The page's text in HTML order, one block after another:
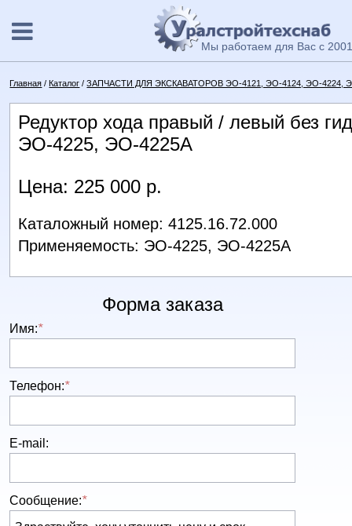
Мы работаем для Вас с
Главная /Каталог /ЗАПЧАСТИ ДЛЯ ЭКСКАВАТОРОВ ЭО-4121, ЭО-4124, ЭО-4224,
Редуктор хода правый / левый без
ЭО-4225, ЭО-4225А
Цена: 225 000 р.
Каталожный номер: 4125.16.72.000
Применяемость: ЭО-4225, ЭО-4225А
Форма заказа
Имя:*
Телефон:*
E-mail:
Сообщение:*